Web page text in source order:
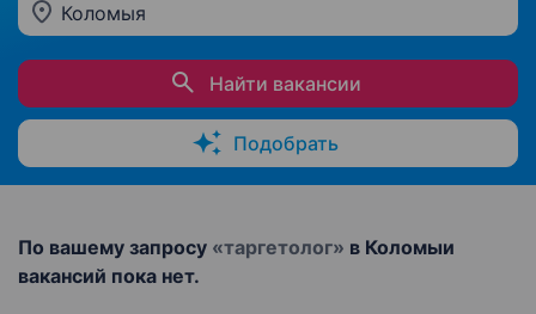
Коломыя
Найти вакансии
Подобрать
По вашему запросу «таргетолог» в Коломыи
вакансий пока нет.